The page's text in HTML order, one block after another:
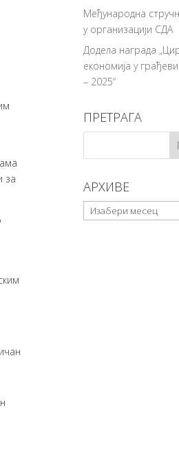
за
Међународна
у организацији СДА
Додела наградa
економија у
– 2025“
ПРЕТРАГА
АРХИВЕ
АРХИВЕ